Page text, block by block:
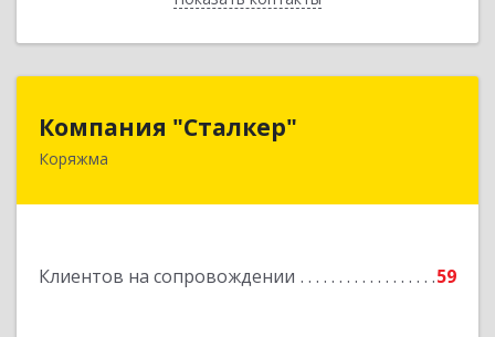
Компания "Сталкер"
Коряжма
Клиентов на сопровождении 59